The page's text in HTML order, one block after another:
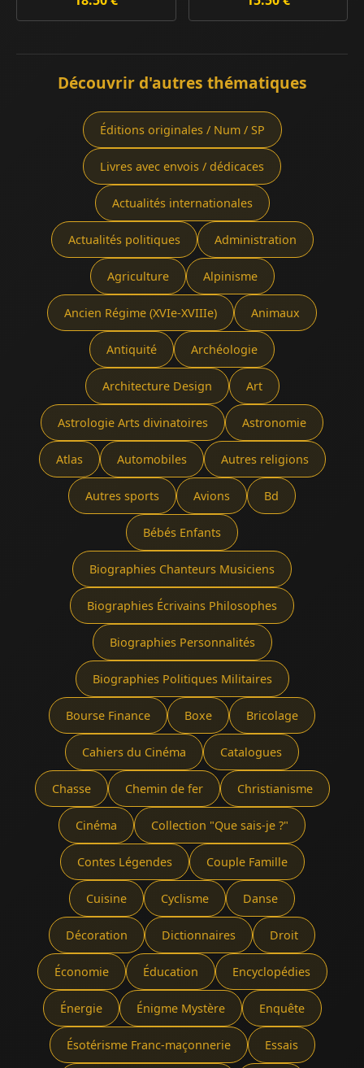
Découvrir d'autres thématiques
Éditions originales / Num / SP
Livres avec envois / dédicaces
Actualités internationales
Actualités politiques Administration
Agriculture Alpinisme
Ancien Régime (XVIe-XVIIIe) Animaux
Antiquité Archéologie
Architecture Design Art
Astrologie Arts divinatoires Astronomie
Atlas Automobiles Autres religions
Autres sports Avions Bd
Bébés Enfants
Biographies Chanteurs Musiciens
Biographies Écrivains Philosophes
Biographies Personnalités
Biographies Politiques Militaires
Bourse Finance Boxe Bricolage
Cahiers du Cinéma Catalogues
Chasse Chemin de fer Christianisme
Cinéma Collection "Que sais-je ?"
Contes Légendes Couple Famille
Cuisine Cyclisme Danse
Décoration Dictionnaires Droit
Économie Éducation Encyclopédies
Énergie Énigme Mystère Enquête
Ésotérisme Franc-maçonnerie Essais